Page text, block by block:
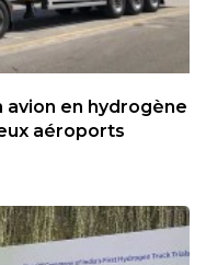
avion en hydrogène
aéroports